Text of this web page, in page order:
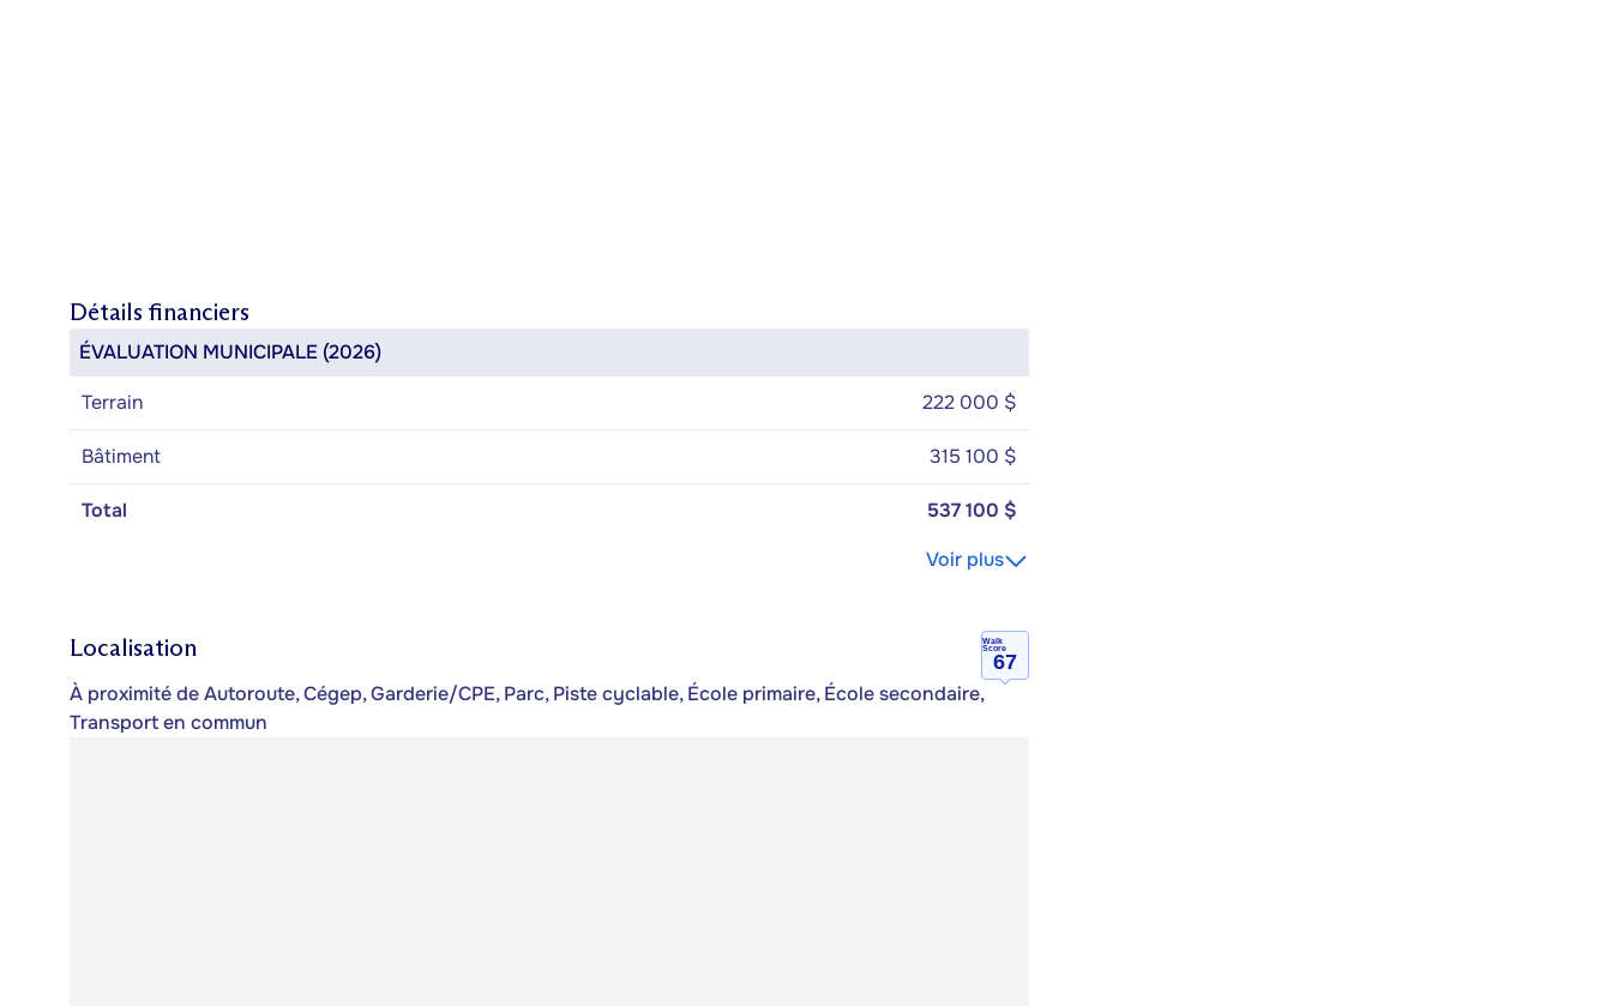
Détails financiers
ÉVALUATION MUNICIPALE (2026)
Terrain
222 000 $
Bâtiment 315 100 $
Total
537 100 $
Voir plus
Localisation
Walk
Score
67
À proximité de Autoroute, Cégep, Garderie/CPE, Parc, Piste cyclable, École primaire, École secondaire,
Transport en commun